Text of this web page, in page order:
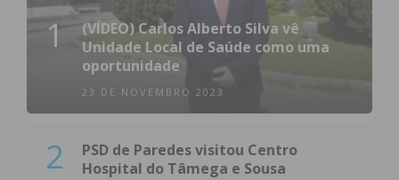
1
(VÍDEO) Carlos Alberto Silva vê
Unidade Local de Saúde como uma
oportunidade
23 DE NOVEMBRO 2023
2
PSD de Paredes visitou Centro
Hospital do Tâmega e Sousa